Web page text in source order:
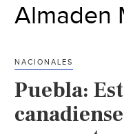
Almaden
NACIONALES
Puebla: